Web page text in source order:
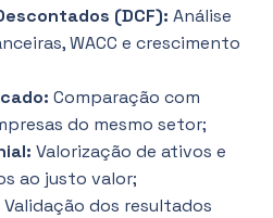
(DCF): Análise
WACC e crescimento
Comparação com
do mesmo setor;
Valorização de ativos e
ao justo valor;
Validação dos resultados